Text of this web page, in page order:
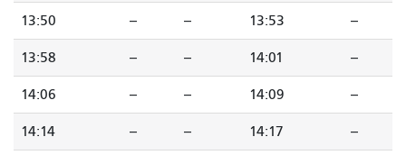
13:50 -- -- 13:53 --
13:58 -- -- 14:01 --
14:06 -- -- 14:09 --
14:14 -- -- 14:17 --